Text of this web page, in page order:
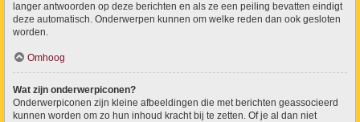
langer antwoorden op deze berichten en als ze een peiling bevatten eindigt
deze automatisch. Onderwerpen kunnen om welke reden dan ook gesloten
worden.
Omhoog
Wat zijn onderwerpiconen?
Onderwerpiconen zijn kleine afbeeldingen die met berichten geassocieerd
kunnen worden om zo hun inhoud kracht bij te zetten. Of je al dan niet